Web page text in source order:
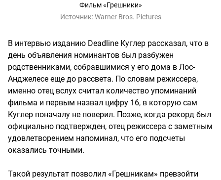
Фильм «Грешники»
Источник:Warner Bros. Pictures
В интервью изданию Deadline Куглер рассказал, что в
день объявления номинантов был разбужен
родственниками, собравшимися у его дома в Лос-
Анджелесе еще до рассвета. По словам режиссера,
именно отец вслух считал количество упоминаний
фильма и первым назвал цифру 16, в которую сам
Куглер поначалу не поверил. Позже, когда рекорд был
официально подтвержден, отец режиссера с заметным
удовлетворением напоминал, что его подсчеты
оказались точными.
Такой результат позволил «Грешникам» превзойти